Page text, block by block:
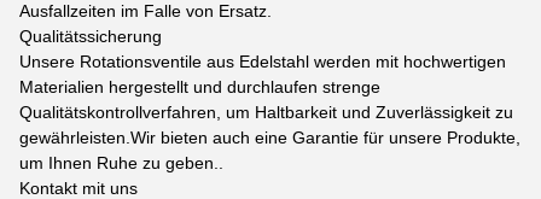
Ausfallzeiten im Falle von Ersatz.
Qualitätssicherung
Unsere Rotationsventile aus Edelstahl werden mit hochwertigen
Materialien hergestellt und durchlaufen strenge
Qualitätskontrollverfahren, um Haltbarkeit und Zuverlässigkeit zu
gewährleisten.Wir bieten auch eine Garantie für unsere Produkte,
um Ihnen Ruhe zu geben..
Kontakt mit uns